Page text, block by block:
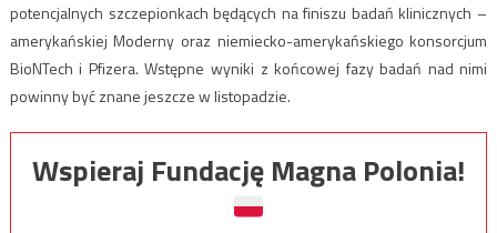
potencjalnych szczepionkach będących na finiszu badań klinicznych –
amerykańskiej Moderny oraz niemiecko-amerykańskiego konsorcjum
BioNTech i Pfizera. Wstępne wyniki z końcowej fazy badań nad nimi
powinny być znane jeszcze w listopadzie.
Wspieraj Fundację Magna Polonia!